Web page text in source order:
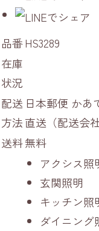
品番HS3289
在庫
状況
配送
方法
日本郵便 かあ
直送（配送会
送料無料
アクシス照
玄関照明
キッチン照
ダイニング